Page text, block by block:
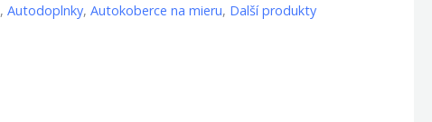
,Autodoplnky,Autokoberce na mieru, Další produkty